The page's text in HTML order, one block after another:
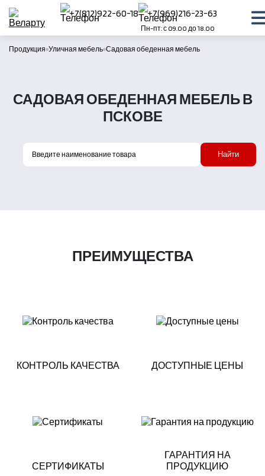
+7(812)922-60-18 +7(969)216-23-63
Пн-пт: с 09.00 до 18.00
Продукция Уличная мебель Садовая обеденная мебель
САДОВАЯ ОБЕДЕННАЯ МЕБЕЛЬ В
ПСКОВЕ
Найти
ПРЕИМУЩЕСТВА
КОНТРОЛЬ КАЧЕСТВА ДОСТУПНЫЕ ЦЕНЫ
СЕРТИФИКАТЫ
ГАРАНТИЯ НА
ПРОДУКЦИЮ